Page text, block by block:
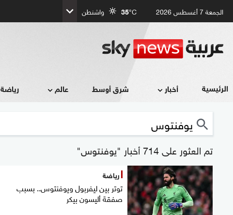
الجمعة 7 أغسطس 2026 35°C واشنطن
الرئيسية أخبار شرق أوسط عالم رياضة
تم العثور على 714 أخبار "يوفنتوس"
رياضة
توتر بين ليفربول ويوفنتوس.. بسبب
صفقة أليسون بيكر